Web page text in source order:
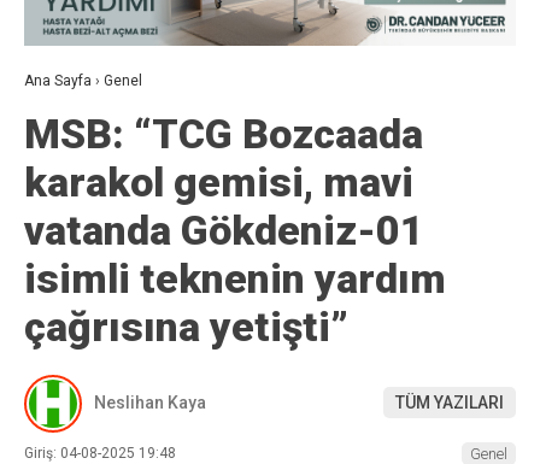
Ana Sayfa › Genel
MSB: “TCG Bozcaada
karakol gemisi, mavi
vatanda Gökdeniz-01
isimli teknenin yardım
çağrısına yetişti”
Neslihan Kaya TÜM YAZILARI
Giriş: 04-08-2025 19:48
Genel